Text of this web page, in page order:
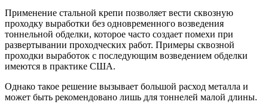
Применение стальной крепи позволяет вести сквозную
проходку выработки без одновременного возведения
тоннельной обделки, которое часто создает помехи при
развертывании проходческих работ. Примеры сквозной
проходки выработок с последующим возведением обделки
имеются в практике США.
Однако такое решение вызывает большой расход металла и
может быть рекомендовано лишь для тоннелей малой длины.